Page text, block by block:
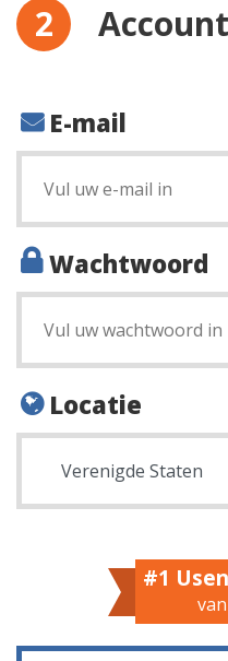
E-mail
Wachtwoord
Locatie
#1